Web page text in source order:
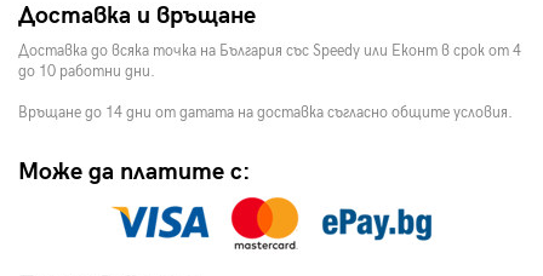
Доставка и връщане
Доставка до всяка точка на България със Speedy или Еконт в срок от 4
до 10 работни дни.
Връщане до 14 дни от датата на доставка съгласно общите условия.
Може да платите с: